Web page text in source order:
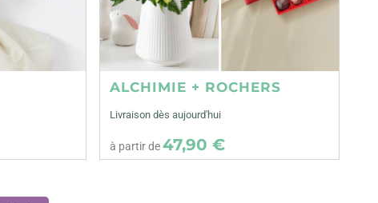
ALCHIMIE + ROCHERS
Livraison dès aujourd'hui
à partir de47,90 €